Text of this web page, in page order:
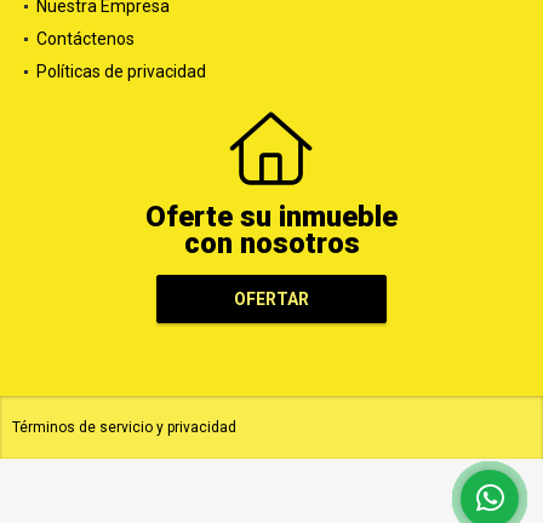
Nuestra Empresa
Contáctenos
Políticas de privacidad
Oferte su inmueble
con nosotros
OFERTAR
Términos de servicio y privacidad